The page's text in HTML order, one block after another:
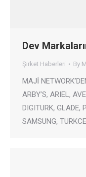
Dev
Şirket Haberleri By
MAJİ
ARBY’S, ARIEL,
DIGITURK, GLADE,
SAMSUNG,